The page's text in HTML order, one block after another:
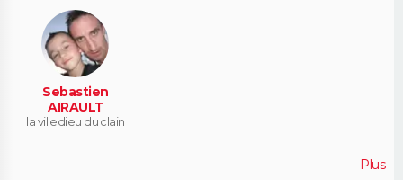
Sebastien
AIRAULT
la villedieu du clain
Plus